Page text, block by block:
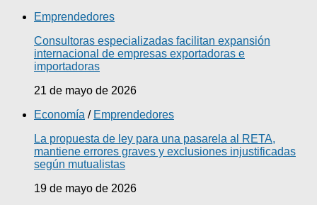
Emprendedores
Consultoras especializadas facilitan expansión
internacional de empresas exportadoras e
importadoras
21 de mayo de 2026
Economía / Emprendedores
La propuesta de ley para una pasarela al RETA,
mantiene errores graves y exclusiones injustificadas
según mutualistas
19 de mayo de 2026